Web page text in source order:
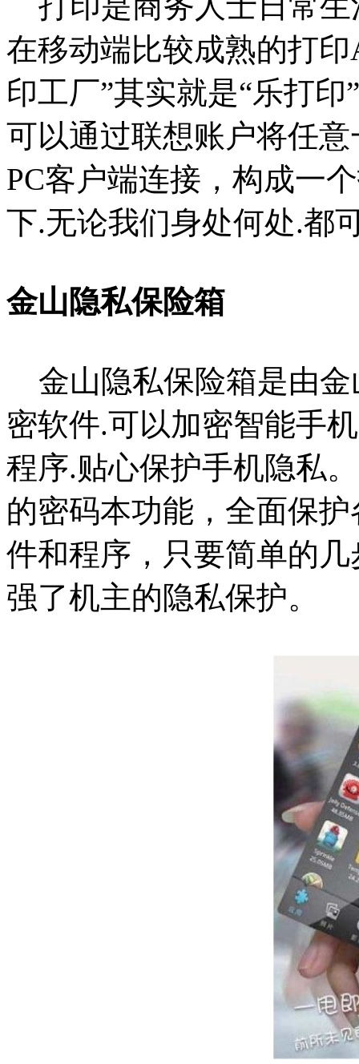
在移动端比较成熟的打印
印工厂”其实就是“乐打
可以通过联想账户将任
PC客户端连接，构成一
下.无论我们身处何处.都
金山隐私保险箱
金山隐私保险箱是由
密软件.可以加密智能手
程序.贴心保护手机隐私
的密码本功能，全面保
件和程序，只要简单的
强了机主的隐私保护。